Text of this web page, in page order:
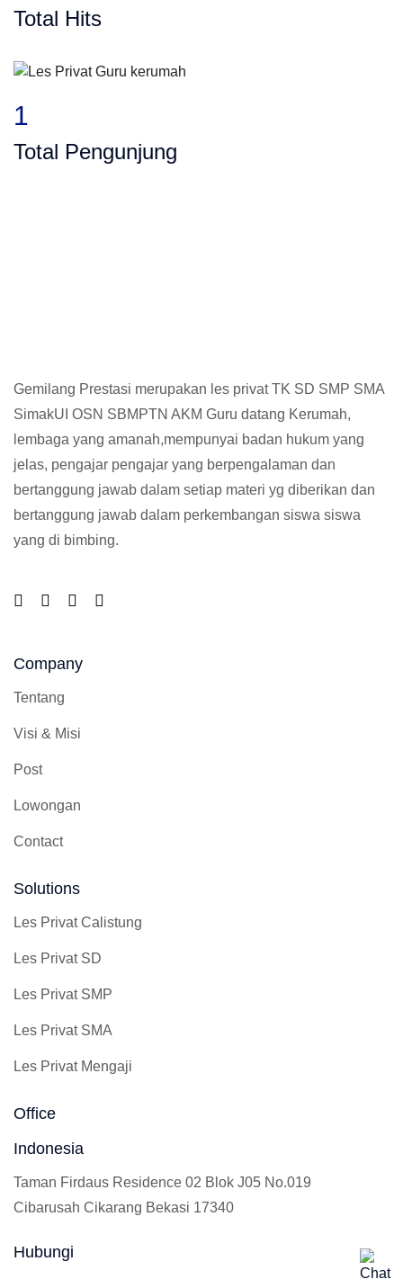
Total Hits
1
Total Pengunjung
Gemilang Prestasi merupakan les privat TK SD SMP SMA
SimakUI OSN SBMPTN AKM Guru datang Kerumah,
lembaga yang amanah,mempunyai badan hukum yang
jelas, pengajar pengajar yang berpengalaman dan
bertanggung jawab dalam setiap materi yg diberikan dan
bertanggung jawab dalam perkembangan siswa siswa
yang di bimbing.
Company
Tentang
Visi & Misi
Post
Lowongan
Contact
Solutions
Les Privat Calistung
Les Privat SD
Les Privat SMP
Les Privat SMA
Les Privat Mengaji
Office
Indonesia
Taman Firdaus Residence 02 Blok J05 No.019
Cibarusah Cikarang Bekasi 17340
Hubungi